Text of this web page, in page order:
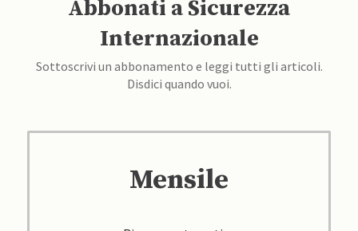
Abbonati a Sicurezza
Internazionale
Sottoscrivi un abbonamento e leggi tutti gli articoli.
Disdici quando vuoi.
Mensile